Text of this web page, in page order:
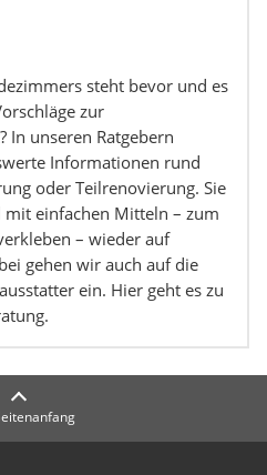
steht bevor und es
zur
In unseren Ratgebern
Informationen rund
oder Teilrenovierung. Sie
mit einfachen Mitteln – zum
– wieder auf
gehen wir auch auf die
ein. Hier geht es zu